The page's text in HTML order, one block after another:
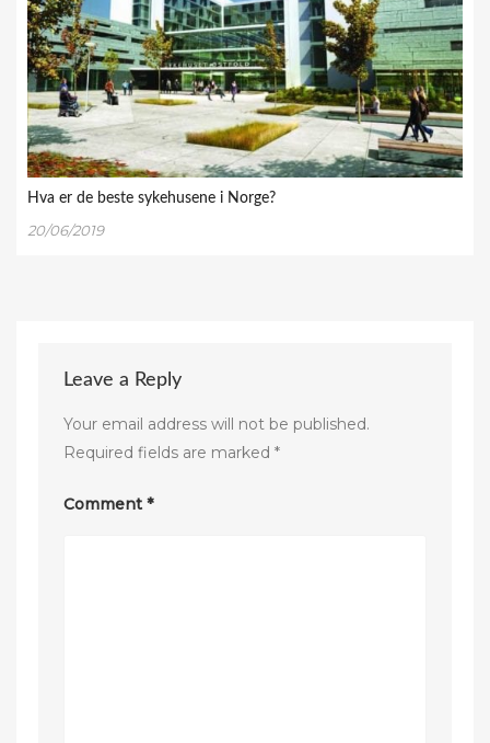
Hva er de beste sykehusene i Norge?
20/06/2019
Leave a Reply
Your email address will not be published.
Required fields are marked *
Comment *